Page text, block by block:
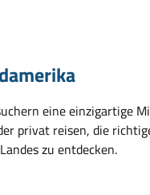
eine einzigartige
privat reisen, die
zu entdecken.